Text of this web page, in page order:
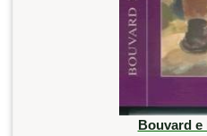
Bouvard e